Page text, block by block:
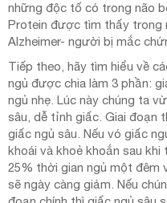
những độc tố có trong não
Protein được tìm thấy trong
Alzheimer- người bị mắc
Tiếp theo, hãy tìm hiểu về
ngủ được chia làm 3 phần:
ngủ nhẹ. Lúc này chúng ta
sâu, dễ tỉnh giấc. Giai đoạn
giấc ngủ sâu. Nếu vó giấc
khoái và khoẻ khoắn sau
25% thời gian ngủ một đêm
sẽ ngày càng giảm. Nếu